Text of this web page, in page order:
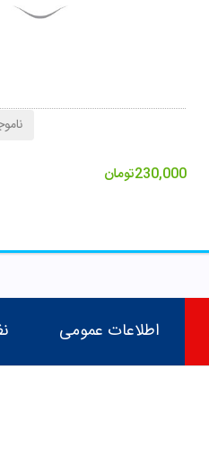
230,000تومان
اطلاعات عمومی